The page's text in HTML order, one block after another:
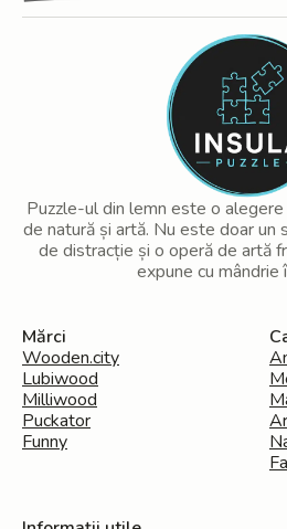
Puzzle-ul din lemn este o
de natură și artă. Nu este doar un
de distracție și o operă de artă
expune cu mândrie
Mărci
Wooden.city
Lubiwood
Milliwood
Puckator
Funny